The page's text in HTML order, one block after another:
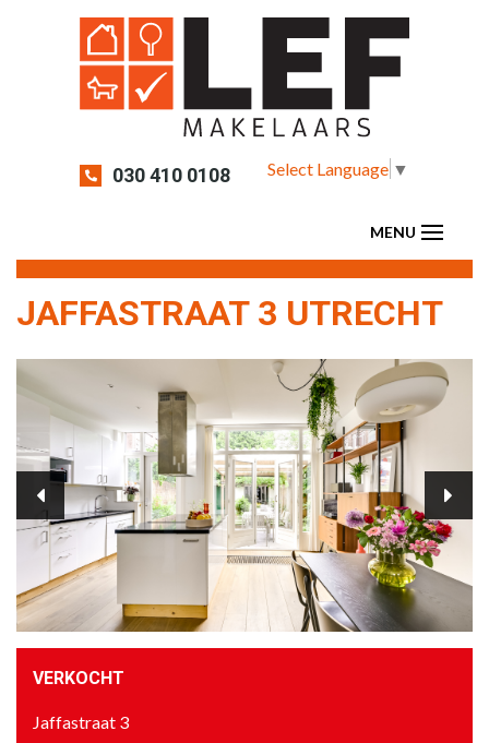
030 410 0108 Select Language ▼
JAFFASTRAAT 3 UTRECHT
VERKOCHT
Jaffastraat 3